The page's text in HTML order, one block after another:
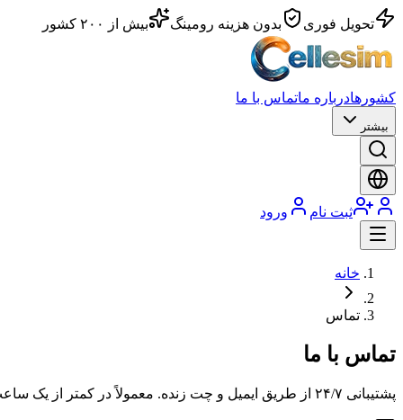
تحویل فوری بدون هزینه رومینگ بیش از ۲۰۰ کشور
کشورهادرباره ماتماس با ما
بیشتر
ثبت نام ورود
خانه
تماس
تماس با ما
پشتیبانی ۲۴/۷ از طریق ایمیل و چت زنده. معمولاً در کمتر از یک ساعت پاسخ می‌دهیم.